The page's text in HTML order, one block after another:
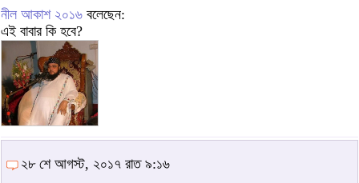
নীল আকাশ ২০১৬ বলেছেন:
এই বাবার কি হবে?
২৮ শে আগস্ট, ২০১৭ রাত ৯:১৬